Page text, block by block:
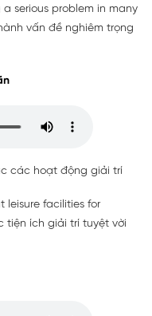
serious problem in many
vấn đề nghiêm trọng
các hoạt động giải trí
leisure facilities for
tiện ích giải trí tuyệt vời